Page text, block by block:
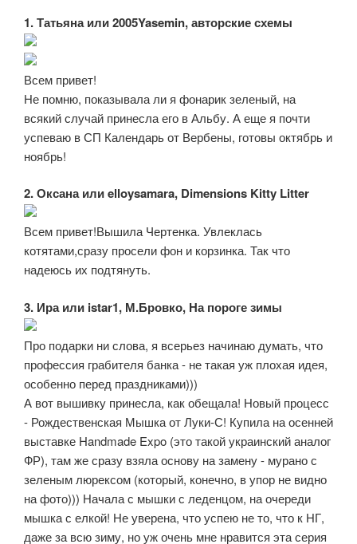
1. Татьяна или 2005Yasemin, авторские схемы
Всем привет!
Не помню, показывала ли я фонарик зеленый, на
всякий случай принесла его в Альбу. А еще я почти
успеваю в СП Календарь от Вербены, готовы октябрь и
ноябрь!
2. Оксана или elloysamara, Dimensions Kitty Litter
Всем привет!Вышила Чертенка. Увлеклась
котятами,сразу просели фон и корзинка. Так что
надеюсь их подтянуть.
3. Ира или istar1, М.Бровко, На пороге зимы
Про подарки ни слова, я всерьез начинаю думать, что
профессия грабителя банка - не такая уж плохая идея,
особенно перед праздниками)))
А вот вышивку принесла, как обещала! Новый процесс
- Рождественская Мышка от Луки-С! Купила на осенней
выставке Handmade Expo (это такой украинский аналог
ФР), там же сразу взяла основу на замену - мурано с
зеленым люрексом (который, конечно, в упор не видно
на фото))) Начала с мышки с леденцом, на очереди
мышка с елкой! Не уверена, что успею не то, что к НГ,
даже за всю зиму, но уж очень мне нравится эта серия